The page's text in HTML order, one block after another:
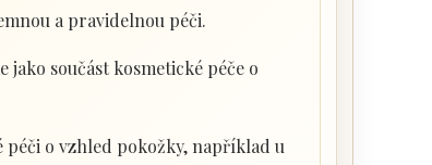
a pravidelnou péči.
jako součást kosmetické péče o
o vzhled pokožky, například u